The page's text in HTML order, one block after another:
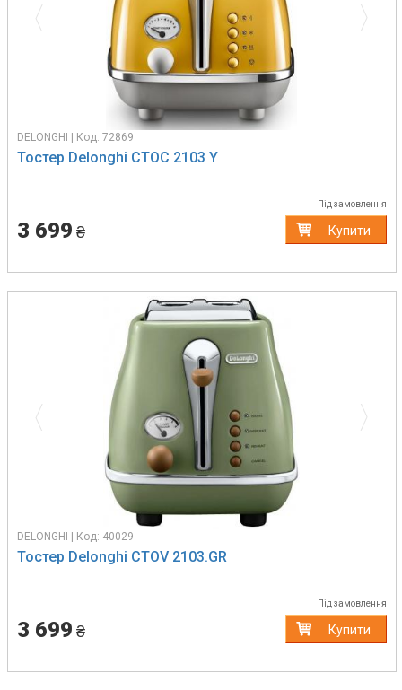
DELONGHI | Код: 72869
Тостер Delonghi CTOC 2103 Y
Під замовлення
3 699 ₴ Купити
DELONGHI | Код: 40029
Тостер Delonghi CTOV 2103.GR
Під замовлення
3 699 ₴ Купити